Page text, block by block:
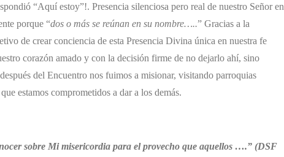
“Aquí estoy”!. Presencia silenciosa pero real de nuestro Señor en
porque “dos o más se reúnan en su nombre…..” Gracias a la
de crear conciencia de esta Presencia Divina única en nuestra fe
corazón amado y con la decisión firme de no dejarlo ahí, sino
del Encuentro nos fuimos a misionar, visitando parroquias
estamos comprometidos a dar a los demás.
sobre Mi misericordia para el provecho que aquellos ….” (DSF